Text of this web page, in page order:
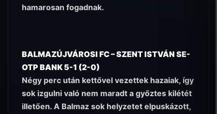
hamarosan fogadnak.
BALMAZÚJVÁROSI FC – SZENT ISTVÁN SE-
OTP BANK 5-1 (2-0)
Négy perc után kettővel vezettek hazaiak, így
sok izgulni való nem maradt a győztes kilétét
illetően. A Balmaz sok helyzetet elpuskázott,